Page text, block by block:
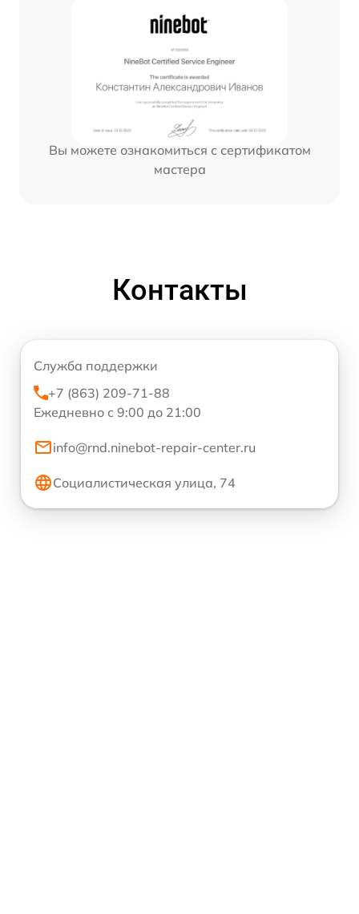
Вы можете ознакомиться с сертификатом
мастера
Контакты
Служба поддержки
+7 (863) 209-71-88
Ежедневно с 9:00 до 21:00
info@rnd.ninebot-repair-center.ru
Социалистическая улица, 74